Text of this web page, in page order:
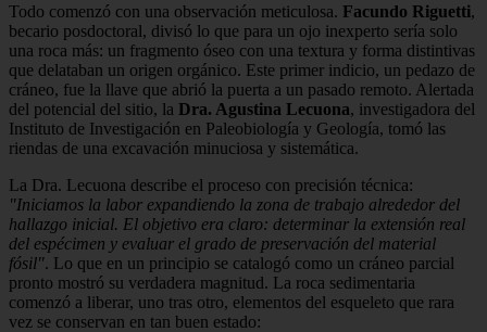
Todo comenzó con una observación meticulosa. Facundo Riguetti,
becario posdoctoral, divisó lo que para un ojo inexperto sería solo
una roca más: un fragmento óseo con una textura y forma distintivas
que delataban un origen orgánico. Este primer indicio, un pedazo de
cráneo, fue la llave que abrió la puerta a un pasado remoto. Alertada
del potencial del sitio, la Dra. Agustina Lecuona, investigadora del
Instituto de Investigación en Paleobiología y Geología, tomó las
riendas de una excavación minuciosa y sistemática.
La Dra. Lecuona describe el proceso con precisión técnica:
"Iniciamos la labor expandiendo la zona de trabajo alrededor del
hallazgo inicial. El objetivo era claro: determinar la extensión real
del espécimen y evaluar el grado de preservación del material
fósil". Lo que en un principio se catalogó como un cráneo parcial
pronto mostró su verdadera magnitud. La roca sedimentaria
comenzó a liberar, uno tras otro, elementos del esqueleto que rara
vez se conservan en tan buen estado: